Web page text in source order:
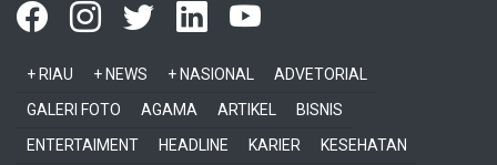
+ RIAU + NEWS + NASIONAL
ADVETORIAL
GALERI FOTO
AGAMA ARTIKEL
BISNIS
ENTERTAIMENT
HEADLINE KARIER
KESEHATAN